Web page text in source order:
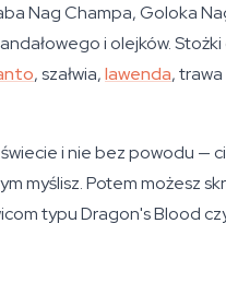
Nag Champa, Goloka
i olejków.
, szałwia,lawenda,
i nie bez powodu —
myślisz. Potem możesz
typu Dragon's Blood